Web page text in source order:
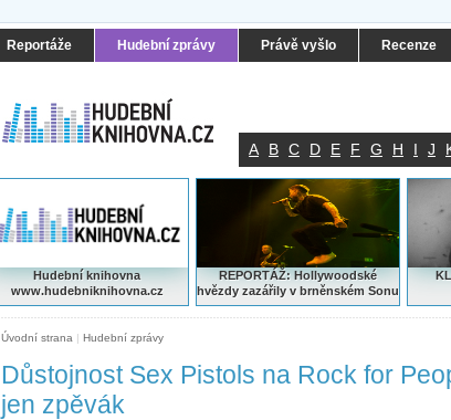
Reportáže Hudební zprávy Právě vyšlo Recenze
A B C D E F G H I J
Hudební knihovna
www.hudebniknihovna.cz
REPORTÁŽ: Hollywoodské
hvězdy zazářily v brněnském Sonu
Úvodní strana | Hudební zprávy
Důstojnost Sex Pistols na Rock for
jen zpěvák